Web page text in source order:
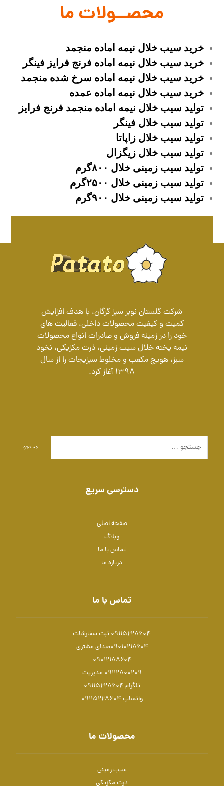
محصــولات ما
خرید سیب خلال نیمه اماده منجمد
خرید سیب خلال نیمه اماده فرنج فرایز فینگر
خرید سیب خلال نیمه اماده سرخ شده منجمد
خرید سیب خلال نیمه اماده عمده
تولید سیب خلال نیمه اماده منجمد فرنج فرایز
تولید سیب خلال فینگر
تولید سیب خلال زاپاتا
تولید سیب خلال زیگزال
تولید سیب زمینی خلال ۸۰۰گرم
تولید سیب زمینی خلال ۲۵۰۰گرم
تولید سیب زمینی خلال ۹۰۰گرم
شرکت گلستان نوبر سبز گرگان، با هدف افزایش
کمیت و کیفیت محصولات داخلی، فعالیت های
خود را در زمینه فروش و صادرات انواع محصولات
نیمه پخته خلال سیب زمینی، ذرت مکزیکی، نخود
سبز، هویج مکعب و مخلوط سبزیجات را از سال
1398 آغاز کرد.
جستجو
دسترسی سریع
صفحه اصلی
وبلاگ
تماس با ما
درباره ما
تماس با ما
09115228604 ثبت سفارشات
۰۹۰۱۰۲۱۸۶۰۴صدای مشتری
۰۹۰۱۲۱۸۸۶۰۴
۰۹۱۱۲۸۰۰۲۰۹ مدیریت
تلگرام 09115228604
واتساپ 09115228604
محصولات ما
سیب زمینی
ذرت مکزیکی